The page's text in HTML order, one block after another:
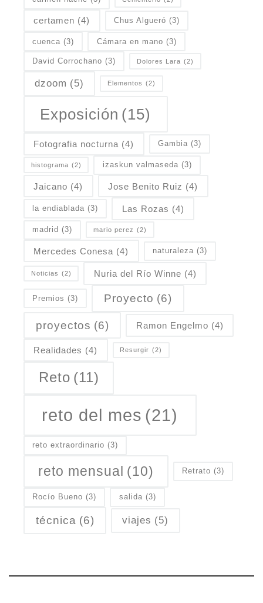
certamen (4) Chus Algueró (3)
cuenca (3) Cámara en mano (3)
David Corrochano (3) Dolores Lara (2)
dzoom (5) Elementos (2)
Exposición (15)
Fotografia nocturna (4) Gambia (3)
histograma (2) izaskun valmaseda (3)
Jaicano (4) Jose Benito Ruiz (4)
la endiablada (3) Las Rozas (4)
madrid (3) mario perez (2)
Mercedes Conesa (4) naturaleza (3)
Noticias (2) Nuria del Río Winne (4)
Premios (3) Proyecto (6)
proyectos (6) Ramon Engelmo (4)
Realidades (4) Resurgir (2)
Reto (11)
reto del mes (21)
reto extraordinario (3)
reto mensual (10) Retrato (3)
Rocío Bueno (3) salida (3)
técnica (6) viajes (5)